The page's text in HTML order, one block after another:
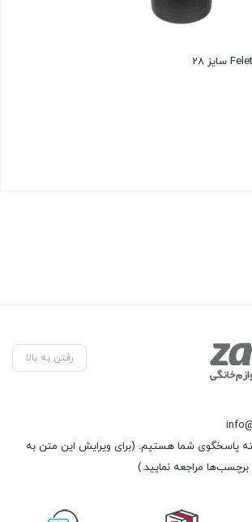
رفتن به بالا
7 روز هفته پاسخگوی شما هستیم. (برای ویرایش این متن به
مراجعه نمایید.)